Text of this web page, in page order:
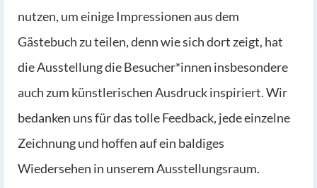
nutzen, um einige Impressionen aus dem
Gästebuch zu teilen, denn wie sich dort zeigt, hat
die Ausstellung die Besucher*innen insbesondere
auch zum künstlerischen Ausdruck inspiriert. Wir
bedanken uns für das tolle Feedback, jede einzelne
Zeichnung und hoffen auf ein baldiges
Wiedersehen in unserem Ausstellungsraum.